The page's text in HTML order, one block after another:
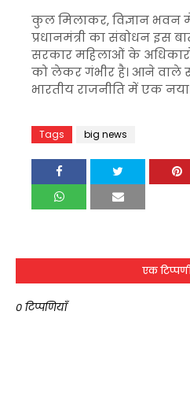
कुल मिलाकर, विज्ञान
प्रधानमंत्री का संबोधन इस
सरकार महिलाओं के
को लेकर गंभीर है। आने
भारतीय राजनीति में एक
Tags big news
एक
0 टिप्पणियाँ